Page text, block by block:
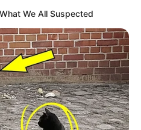
We All Suspected